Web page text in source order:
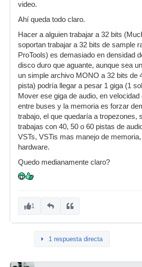
video.
Ahí queda todo claro.
Hacer a alguien trabajar a 32 bits
soportan trabajar a 32 bits de sample
ProTools) es demasiado en densidad
disco duro que aguante, aunque sea
un simple archivo MONO a 32 bits de
pista) podría llegar a pesar 1 giga (1
Mover ese giga de audio, en
entre buses y la memoria es forzar
trabajo, el que quedaría a tropezones,
trabajas con 40, 50 o 60 pistas de
VSTs, VSTis mas manejo de
hardware.
Quedo medianamente claro?
1
1 respuesta directa